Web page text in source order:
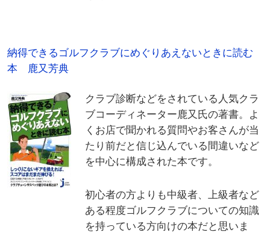
納得できるゴルフクラブにめぐりあえないときに読む
本 鹿又芳典
クラブ診断などをされている人気クラ
ブコーディネーター鹿又氏の著書。よ
くお店で聞かれる質問やお客さんが当
たり前だと信じ込んでいる間違いなど
を中心に構成された本です。
初心者の方よりも中級者、上級者など
ある程度ゴルフクラブについての知識
を持っている方向けの本だと思いま